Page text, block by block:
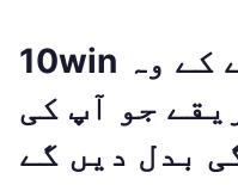
10win استعمال کرنے کے وہ
جو آپ کی